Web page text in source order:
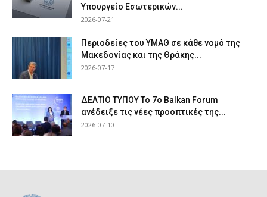
Υπουργείο Εσωτερικών...
2026-07-21
Περιοδείες του ΥΜΑΘ σε κάθε νομό της
Μακεδονίας και της Θράκης...
2026-07-17
ΔΕΛΤΙΟ ΤΥΠΟΥ Το 7ο Balkan Forum
ανέδειξε τις νέες προοπτικές της...
2026-07-10